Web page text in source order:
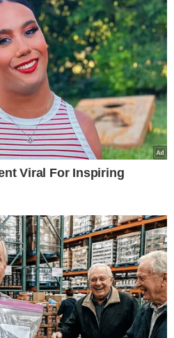
e Fluminense
e Juventus
Hilal
começou a afunilar. A
Palmeiras x Atlético de
por 2 a 1, eFlamengo x
levaram a melhor.Já o
a 0 no Al-Hilal
, enquanto o
por 2 a 1.